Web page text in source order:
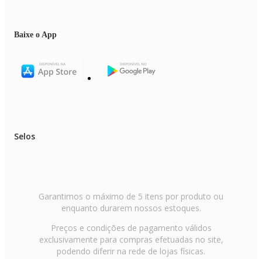
Baixe o App
Selos
Garantimos o máximo de 5 itens por produto ou
enquanto durarem nossos estoques.
Preços e condições de pagamento válidos
exclusivamente para compras efetuadas no site,
podendo diferir na rede de lojas físicas.